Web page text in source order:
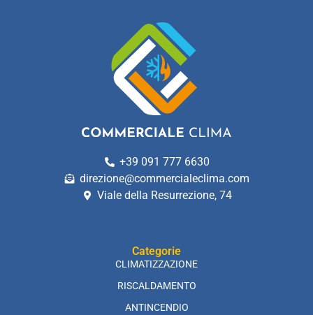
+39 091 777 6630
direzione@commercialeclima.com
Viale della Resurrezione, 74
Categorie
CLIMATIZZAZIONE
RISCALDAMENTO
ANTINCENDIO